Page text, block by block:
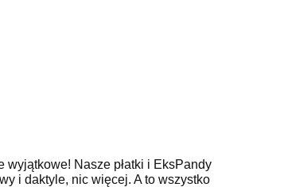
Nasze płatki i EksPandy
i daktyle, nic więcej. A to wszystko